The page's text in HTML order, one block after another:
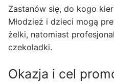
Zastanów się, do kogo
Młodzież i dzieci mogą
żelki, natomiast
czekoladki.
Okazja i cel